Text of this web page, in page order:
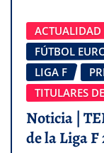
ACTUALIDAD
FÚTBOL
LIGA F
TITULARES
Noticia |
de la Liga F